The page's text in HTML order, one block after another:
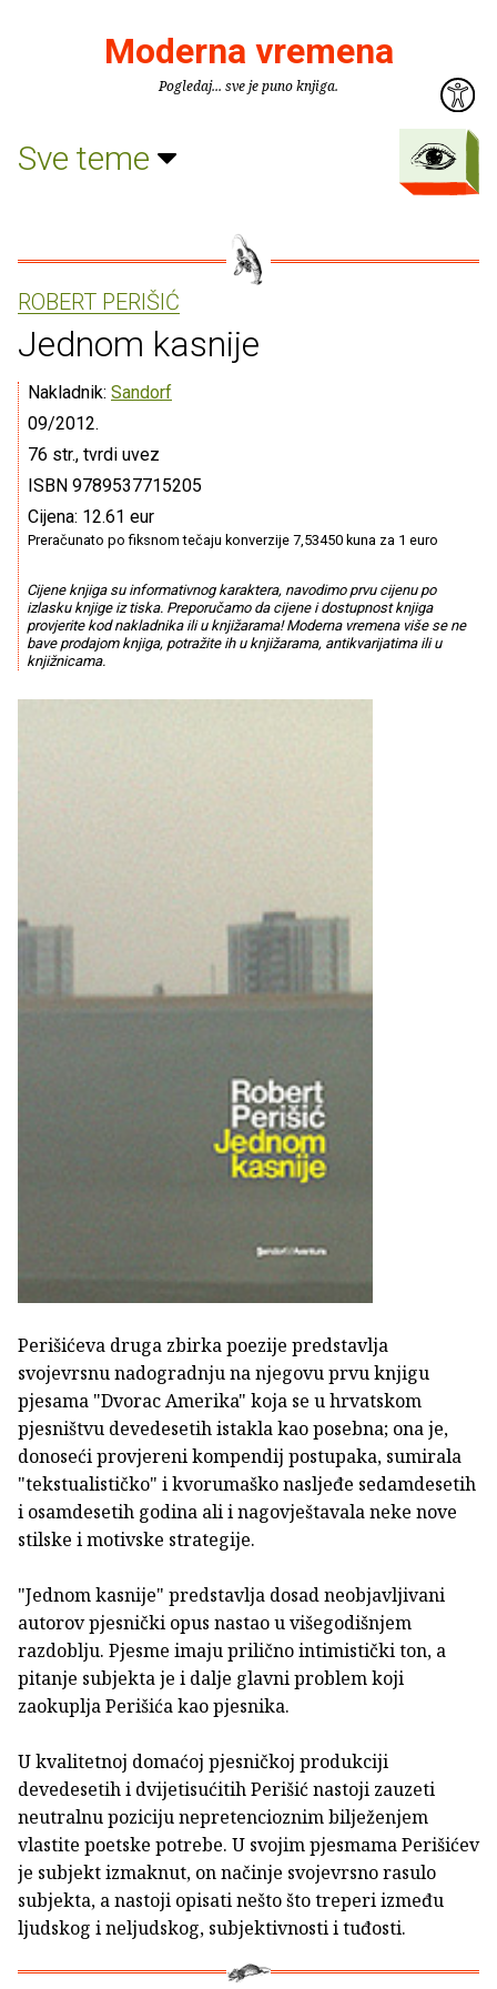
Moderna vremena
Pogledaj... sve je puno knjiga.
Sve teme
ROBERT PERIŠIĆ
Jednom kasnije
Nakladnik: Sandorf
09/2012.
76 str., tvrdi uvez
ISBN 9789537715205
Cijena: 12.61 eur
Preračunato po fiksnom tečaju konverzije 7,53450 kuna za 1 euro
Cijene knjiga su informativnog karaktera, navodimo prvu cijenu po
izlasku knjige iz tiska. Preporučamo da cijene i dostupnost knjiga
provjerite kod nakladnika ili u knjižarama! Moderna vremena više se ne
bave prodajom knjiga, potražite ih u knjižarama, antikvarijatima ili u
knjižnicama.
Perišićeva druga zbirka poezije predstavlja
svojevrsnu nadogradnju na njegovu prvu knjigu
pjesama "Dvorac Amerika" koja se u hrvatskom
pjesništvu devedesetih istakla kao posebna; ona je,
donoseći provjereni kompendij postupaka, sumirala
"tekstualističko" i kvorumaško nasljeđe sedamdesetih
i osamdesetih godina ali i nagovještavala neke nove
stilske i motivske strategije.
"Jednom kasnije" predstavlja dosad neobjavljivani
autorov pjesnički opus nastao u višegodišnjem
razdoblju. Pjesme imaju prilično intimistički ton, a
pitanje subjekta je i dalje glavni problem koji
zaokuplja Perišića kao pjesnika.
U kvalitetnoj domaćoj pjesničkoj produkciji
devedesetih i dvijetisućitih Perišić nastoji zauzeti
neutralnu poziciju nepretencioznim bilježenjem
vlastite poetske potrebe. U svojim pjesmama Perišićev
je subjekt izmaknut, on načinje svojevrsno rasulo
subjekta, a nastoji opisati nešto što treperi između
ljudskog i neljudskog, subjektivnosti i tuđosti.